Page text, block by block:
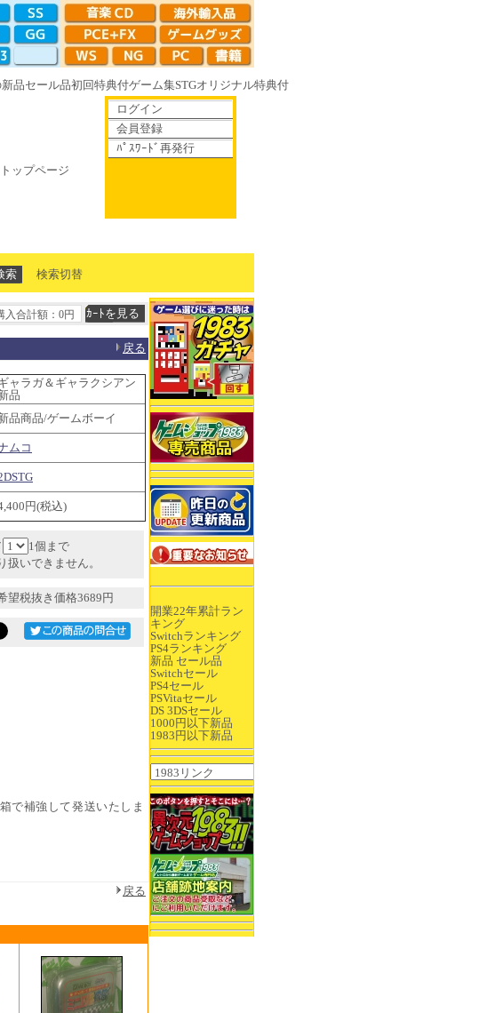
品セール品初回特典付ゲーム集STGオリジナル特典付
ップページ
ト16R やがて散りゆく鏡の花へ 70年代風ロボットアニメ ゲッP-X アレサ
ログイン
会員登録
ﾊﾟｽﾜｰﾄﾞ再発行
検索切替
開業22年累計ラン
キング
Switchランキング
PS4ランキング
新品 セール品
Switchセール
PS4セール
PSVitaセール
DS 3DSセール
1000円以下新品
1983円以下新品
入合計額：0円
戻る
ャラガ＆ギャラクシアン
品
品商品/ゲームボーイ
ムコ
円(税込)
1個まで
扱いできません。
望税抜き価格3689円
で補強して発送いたしま
戻る